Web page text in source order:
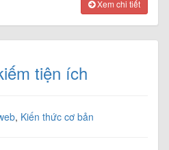
Xem chi tiết
tiện ích
, Kiến thức cơ bản